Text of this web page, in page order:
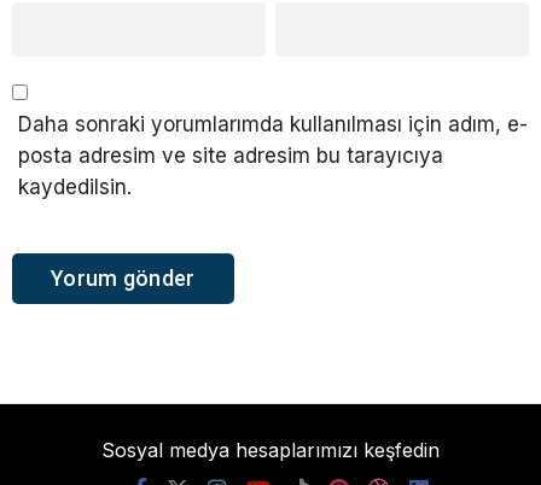
Daha sonraki yorumlarımda kullanılması için adım, e-
posta adresim ve site adresim bu tarayıcıya
kaydedilsin.
Sosyal medya hesaplarımızı keşfedin